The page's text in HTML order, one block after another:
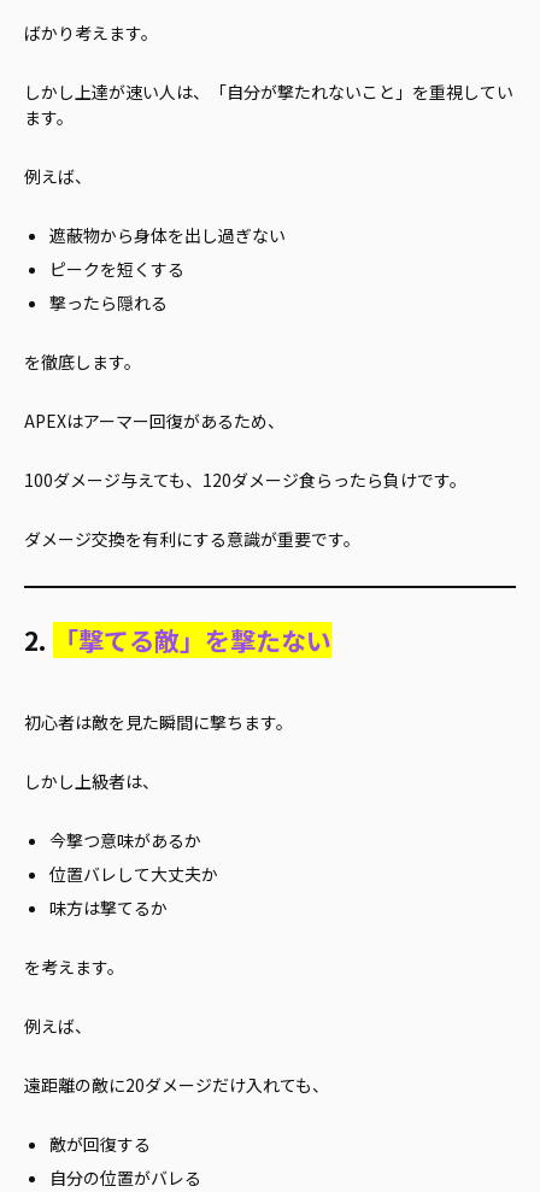
ばかり考えます。
しかし上達が速い人は、「自分が撃たれないこと」を重視してい
ます。
例えば、
遮蔽物から身体を出し過ぎない
ピークを短くする
撃ったら隠れる
を徹底します。
APEXはアーマー回復があるため、
100ダメージ与えても、120ダメージ食らったら負けです。
ダメージ交換を有利にする意識が重要です。
2. 「撃てる敵」を撃たない
初心者は敵を見た瞬間に撃ちます。
しかし上級者は、
今撃つ意味があるか
位置バレして大丈夫か
味方は撃てるか
を考えます。
例えば、
遠距離の敵に20ダメージだけ入れても、
敵が回復する
自分の位置がバレる